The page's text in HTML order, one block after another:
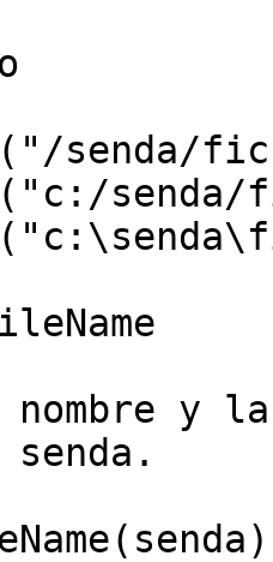
senda/
nombre y